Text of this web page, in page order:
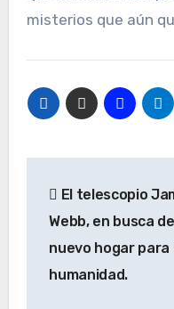
misterios que aún
de
entradas
El telescopio
Webb, en busca
nuevo hogar para
humanidad.